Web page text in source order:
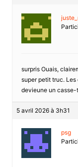
surpris Ouais,
super petit truc.
devieune un
5 avril 2026 à 3h31
psg